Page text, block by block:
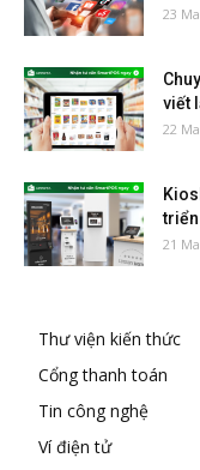
23
viết
22
21
Thư viện kiến thức
Cổng thanh toán
Tin công nghệ
Ví điện tử